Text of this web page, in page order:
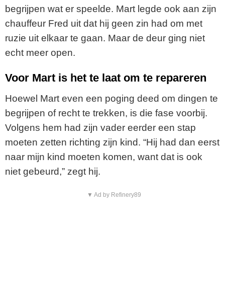
begrijpen wat er speelde. Mart legde ook aan zijn
chauffeur Fred uit dat hij geen zin had om met
ruzie uit elkaar te gaan. Maar de deur ging niet
echt meer open.
Voor Mart is het te laat om te repareren
Hoewel Mart even een poging deed om dingen te
begrijpen of recht te trekken, is die fase voorbij.
Volgens hem had zijn vader eerder een stap
moeten zetten richting zijn kind. “Hij had dan eerst
naar mijn kind moeten komen, want dat is ook
niet gebeurd,” zegt hij.
▼ Ad by Refinery89